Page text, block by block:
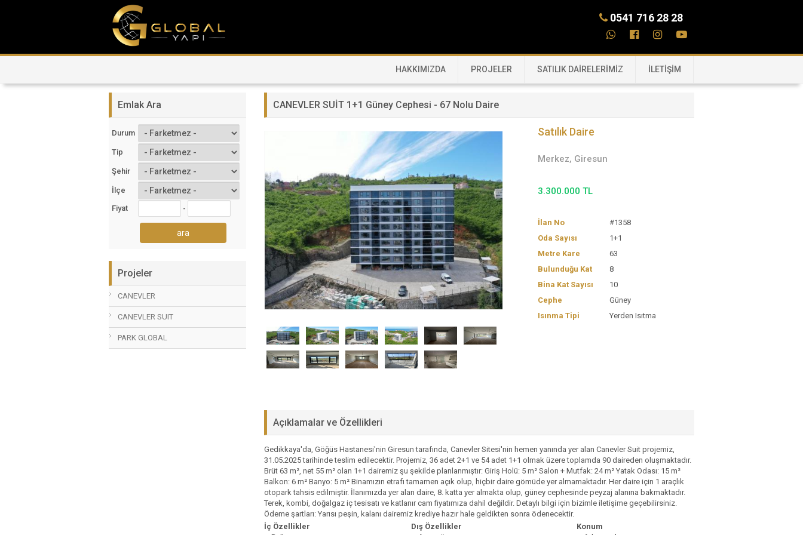
0541 716 28 28
HAKKIMIZDA PROJELER SATILIK DAİRELERİMİZ İLETİŞİM
Emlak Ara
Durum
Tip
Şehir
İlçe
Fiyat
-
Projeler
CANEVLER
CANEVLER SUIT
PARK GLOBAL
CANEVLER SUİT 1+1 Güney Cephesi - 67 Nolu Daire
Satılık Daire
Merkez, Giresun
3.300.000 TL
İlan No
#1358
Oda Sayısı
1+1
Metre Kare
63
Bulunduğu Kat
8
Bina Kat Sayısı
10
Cephe
Güney
Isınma Tipi
Yerden Isıtma
Açıklamalar ve Özellikleri
Gedikkaya'da, Göğüs Hastanesi'nin Giresun tarafında, Canevler Sitesi'nin hemen yanında yer alan Canevler Suit projemiz,
31.05.2025 tarihinde teslim edilecektir. Projemiz, 36 adet 2+1 ve 54 adet 1+1 olmak üzere toplamda 90 daireden oluşmaktadır.
Brüt 63 m², net 55 m² olan 1+1 dairemiz şu şekilde planlanmıştır: Giriş Holü: 5 m² Salon + Mutfak: 24 m² Yatak Odası: 15 m²
Balkon: 6 m² Banyo: 5 m² Binamızın etrafı tamamen açık olup, hiçbir daire gömüde yer almamaktadır. Her daire için 1 araçlık
otopark tahsis edilmiştir. İlanımızda yer alan daire, 8. katta yer almakta olup, güney cephesinde peyzaj alanına bakmaktadır.
Terek, kombi, doğalgaz iç tesisatı ve katlanır cam fiyatımıza dahil değildir. Detaylı bilgi için bizimle iletişime geçebilirsiniz.
Ödeme şartları: Yarısı peşin, kalanı dairemiz krediye hazır hale geldikten sonra ödenecektir.
İç Özellikler
Dış Özellikler
Konum